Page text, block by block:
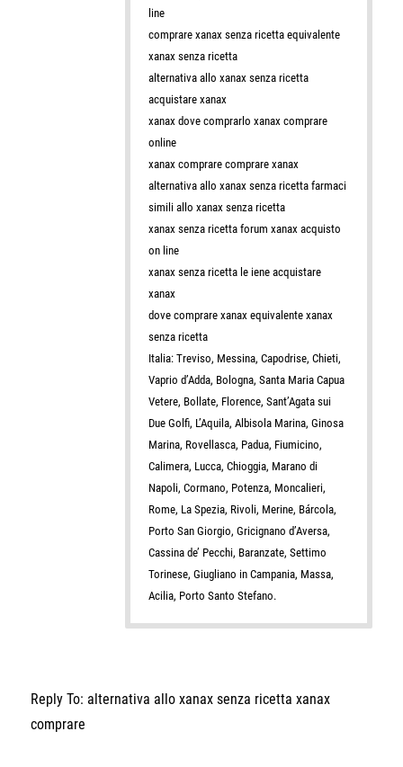
line
comprare xanax senza ricetta equivalente
xanax senza ricetta
alternativa allo xanax senza ricetta
acquistare xanax
xanax dove comprarlo xanax comprare
online
xanax comprare comprare xanax
alternativa allo xanax senza ricetta farmaci
simili allo xanax senza ricetta
xanax senza ricetta forum xanax acquisto
on line
xanax senza ricetta le iene acquistare
xanax
dove comprare xanax equivalente xanax
senza ricetta
Italia: Treviso, Messina, Capodrise, Chieti,
Vaprio d’Adda, Bologna, Santa Maria Capua
Vetere, Bollate, Florence, Sant’Agata sui
Due Golfi, L’Aquila, Albisola Marina, Ginosa
Marina, Rovellasca, Padua, Fiumicino,
Calimera, Lucca, Chioggia, Marano di
Napoli, Cormano, Potenza, Moncalieri,
Rome, La Spezia, Rivoli, Merine, Bárcola,
Porto San Giorgio, Gricignano d’Aversa,
Cassina de’ Pecchi, Baranzate, Settimo
Torinese, Giugliano in Campania, Massa,
Acilia, Porto Santo Stefano.
Reply To: alternativa allo xanax senza ricetta xanax
comprare